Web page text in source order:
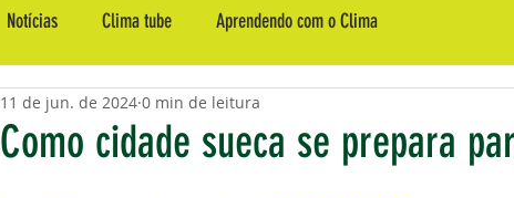
Notícias Clima tube Aprendendo com o Clima
Como cidade sueca se prepara
11 de jun. de 2024 0 min de leitura